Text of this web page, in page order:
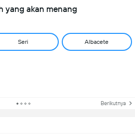
yang akan menang
Seri Albacete
Berikutnya